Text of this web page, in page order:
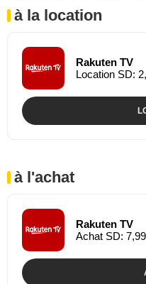
à la location
Rakuten TV
Location SD:
à l'achat
Rakuten TV
Achat SD: